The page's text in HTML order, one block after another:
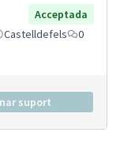
Acceptada
Castelldefels
0
suport